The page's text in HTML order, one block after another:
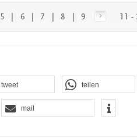
5 6 7 8 9 11 -
tweet teilen
mail